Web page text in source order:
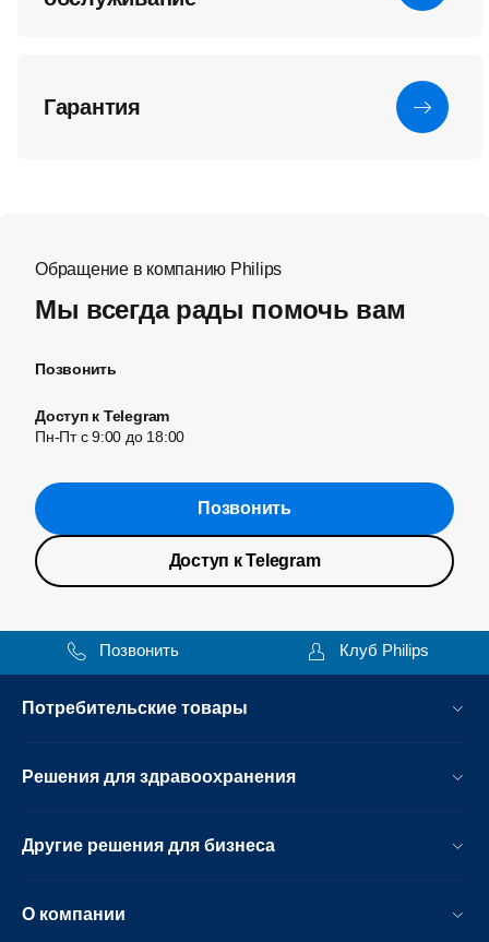
Гарантия
Обращение в компанию Philips
Мы всегда рады помочь вам
Позвонить
Доступ к Telegram
Пн-Пт с 9:00 до 18:00
Позвонить
Доступ к Telegram
Позвонить Клуб Philips
Потребительские товары
Решения для здравоохранения
Другие решения для бизнеса
О компании